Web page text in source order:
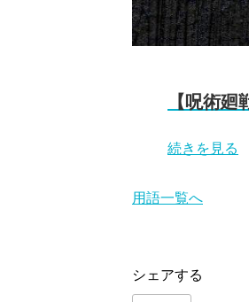
【呪術
続きを見る
用語一覧へ
シェアする